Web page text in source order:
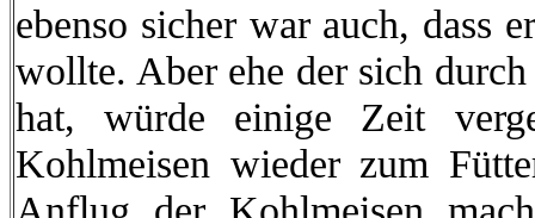
ebenso sicher war auch, dass
wollte. Aber ehe der sich
hat, würde einige Zeit
Kohlmeisen wieder zum